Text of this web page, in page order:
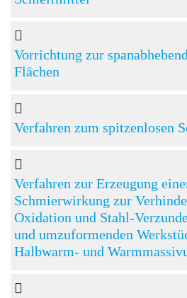
Vorrichtung zur
Flächen
Verfahren zum spitzenlosen
Verfahren zur Erzeugung
Schmierwirkung zur
Oxidation und Stahl-
und umzuformenden
Halbwarm- und